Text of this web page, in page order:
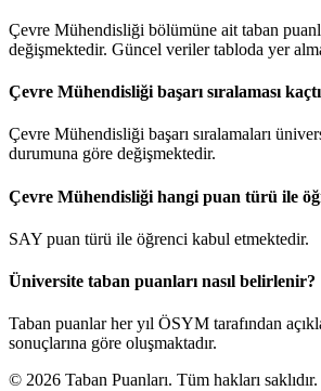
Çevre Mühendisliği bölümüne ait taban
değişmektedir. Güncel veriler tabloda yer
Çevre Mühendisliği başarı sıralaması
Çevre Mühendisliği başarı sıralamaları
durumuna göre değişmektedir.
Çevre Mühendisliği hangi puan türü ile
SAY puan türü ile öğrenci kabul etmektedir.
Üniversite taban puanları nasıl belirlenir?
Taban puanlar her yıl ÖSYM tarafından
sonuçlarına göre oluşmaktadır.
© 2026 Taban Puanları. Tüm hakları saklıdır.